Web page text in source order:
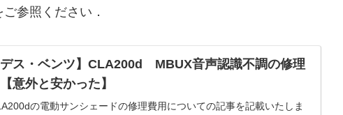
参照ください．
デス・ベンツ】CLA200d MBUX音声認識不調の修理
意外と安かった】
の電動サンシェードの修理費用についての記事を記載いたしま